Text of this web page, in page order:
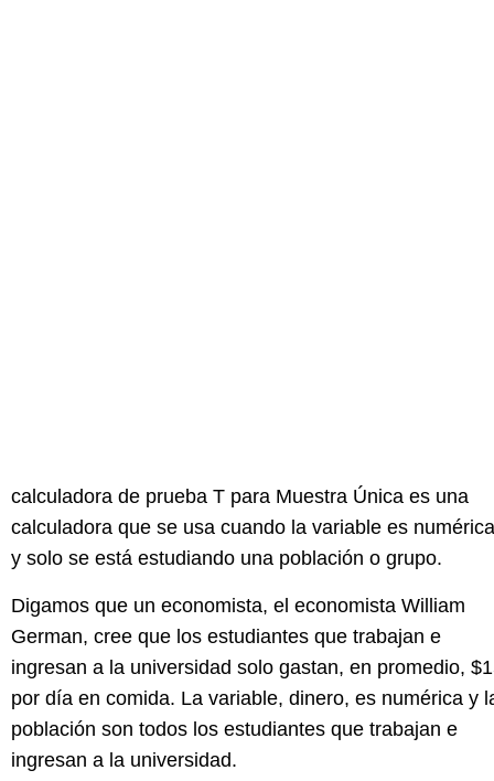
calculadora de prueba T para Muestra Única es una
calculadora que se usa cuando la variable es numérica
y solo se está estudiando una población o grupo.
Digamos que un economista, el economista William
German, cree que los estudiantes que trabajan e
ingresan a la universidad solo gastan, en promedio,
por día en comida. La variable, dinero, es numérica y
población son todos los estudiantes que trabajan e
ingresan a la universidad.